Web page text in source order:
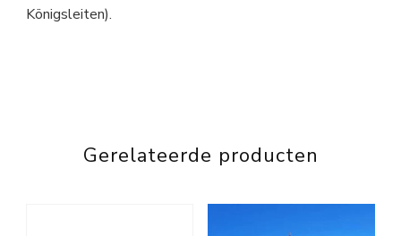
Königsleiten).
Gerelateerde producten